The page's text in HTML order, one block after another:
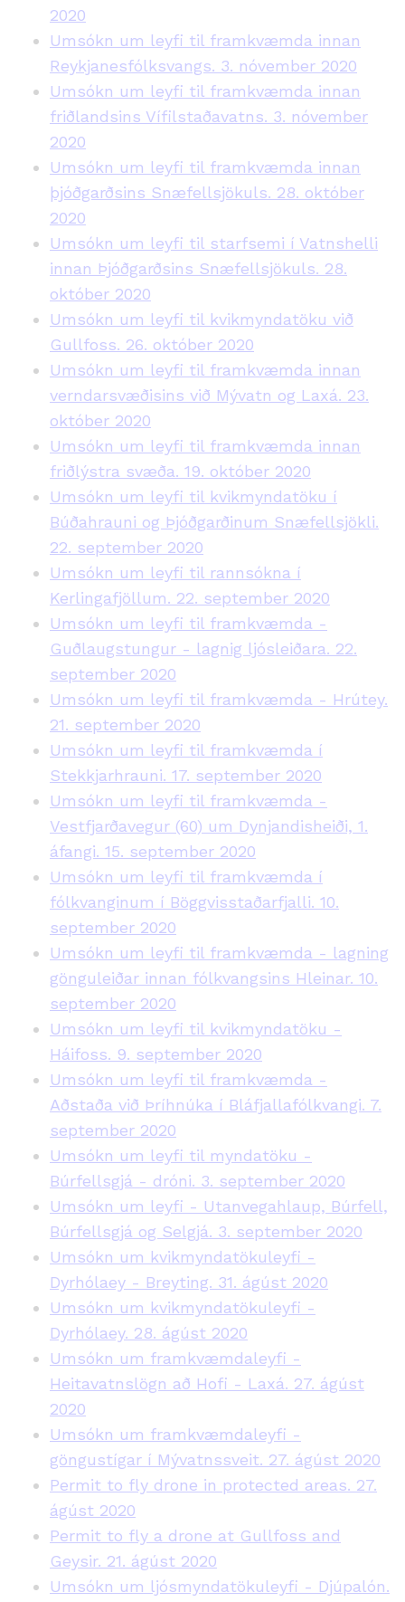
2020
Umsókn um leyfi til framkvæmda innan
Reykjanesfólksvangs. 3. nóvember 2020
Umsókn um leyfi til framkvæmda innan
friðlandsins Vífilstaðavatns. 3. nóvember
2020
Umsókn um leyfi til framkvæmda innan
þjóðgarðsins Snæfellsjökuls. 28. október
2020
Umsókn um leyfi til starfsemi í Vatnshelli
innan Þjóðgarðsins Snæfellsjökuls. 28.
október 2020
Umsókn um leyfi til kvikmyndatöku við
Gullfoss. 26. október 2020
Umsókn um leyfi til framkvæmda innan
verndarsvæðisins við Mývatn og Laxá. 23.
október 2020
Umsókn um leyfi til framkvæmda innan
friðlýstra svæða. 19. október 2020
Umsókn um leyfi til kvikmyndatöku í
Búðahrauni og Þjóðgarðinum Snæfellsjökli.
22. september 2020
Umsókn um leyfi til rannsókna í
Kerlingafjöllum. 22. september 2020
Umsókn um leyfi til framkvæmda -
Guðlaugstungur - lagnig ljósleiðara. 22.
september 2020
Umsókn um leyfi til framkvæmda - Hrútey.
21. september 2020
Umsókn um leyfi til framkvæmda í
Stekkjarhrauni. 17. september 2020
Umsókn um leyfi til framkvæmda -
Vestfjarðavegur (60) um Dynjandisheiði, 1.
áfangi. 15. september 2020
Umsókn um leyfi til framkvæmda í
fólkvanginum í Böggvisstaðarfjalli. 10.
september 2020
Umsókn um leyfi til framkvæmda - lagning
gönguleiðar innan fólkvangsins Hleinar. 10.
september 2020
Umsókn um leyfi til kvikmyndatöku -
Háifoss. 9. september 2020
Umsókn um leyfi til framkvæmda -
Aðstaða við Þríhnúka í Bláfjallafólkvangi. 7.
september 2020
Umsókn um leyfi til myndatöku -
Búrfellsgjá - dróni. 3. september 2020
Umsókn um leyfi - Utanvegahlaup, Búrfell,
Búrfellsgjá og Selgjá. 3. september 2020
Umsókn um kvikmyndatökuleyfi -
Dyrhólaey - Breyting. 31. ágúst 2020
Umsókn um kvikmyndatökuleyfi -
Dyrhólaey. 28. ágúst 2020
Umsókn um framkvæmdaleyfi -
Heitavatnslögn að Hofi - Laxá. 27. ágúst
2020
Umsókn um framkvæmdaleyfi -
göngustígar í Mývatnssveit. 27. ágúst 2020
Permit to fly drone in protected areas. 27.
ágúst 2020
Permit to fly a drone at Gullfoss and
Geysir. 21. ágúst 2020
Umsókn um ljósmyndatökuleyfi - Djúpalón.